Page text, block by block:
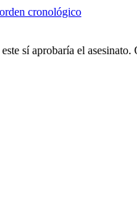
cronológico
sí aprobaría el asesinato.